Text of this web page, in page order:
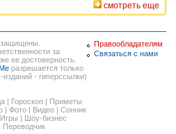
смотреть еще
защищены.
за
ее достоверность.
разрешается только
- гиперссылки)
| Гороскоп | Приметы
| Фото | Видео | Сонник
Игры | Шоу-бизнес
Переводчик
Правообладателям
Связаться с нами